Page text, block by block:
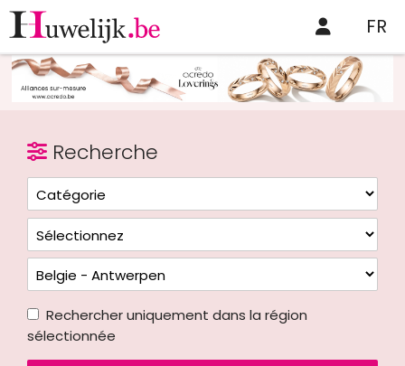
FR
Recherche
Rechercher uniquement dans la région
sélectionnée